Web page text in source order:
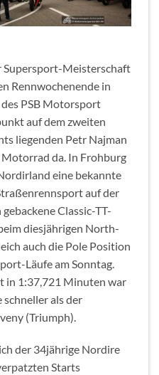
Supersport-Meisterschaft
Rennwochenende in
des PSB Motorsport
auf dem zweiten
liegenden Petr Najman
da. In Frohburg
eine bekannte
auf der
Classic-TT-
diesjährigen North-
auch die Pole Position
Läufe am Sonntag.
in 1:37,721 Minuten war
schneller als der
(Triumph).
der 34jährige Nordire
Starts